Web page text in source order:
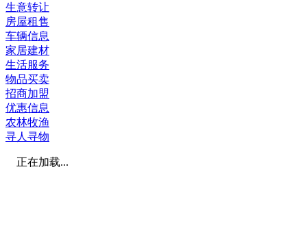
生意转让
房屋租售
车辆信息
家居建材
生活服务
物品买卖
招商加盟
优惠信息
农林牧渔
寻人寻物
正在加载...